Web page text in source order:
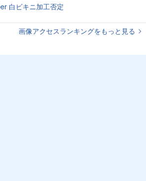
白ビキニ加工否定
画像アクセスランキングをもっと見る